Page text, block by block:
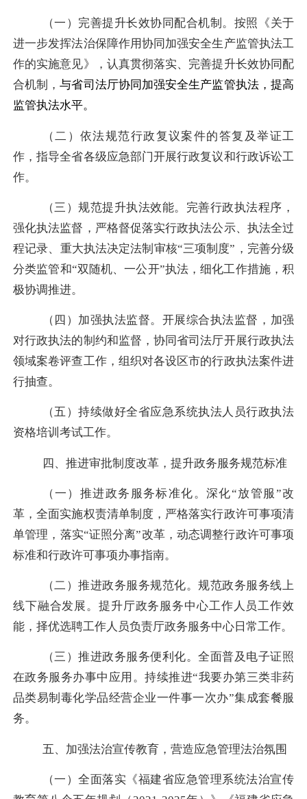
（一） 完善提升长效协同配合机制。 按照《关于
进一步发挥法治保障作用协同加强安全生产监管执法工
作的实施意见》，认真贯彻落实、完善提升长效协同配
合机制，与省司法厅协同加强安全生产监管执法，提高
监管执法水平。
（二）依法规范行政复议案件的答复及举证工
作，指导全省各级应急部门开展行政复议和行政诉讼工
作。
（三）规范提升执法效能。完善行政执法程序，
强化执法监督，严格督促落实行政执法公示、执法全过
程记录、重大执法决定法制审核“三项制度”，完善分级
分类监管和“双随机、一公开”执法，细化工作措施，积
极协调推进。
（四） 加强执法监督。 开展综合执法监督， 加强
对行政执法的制约和监督，协同省司法厅开展行政执法
领域案卷评查工作，组织对各设区市的行政执法案件进
行抽查。
（五）持续做好全省应急系统执法人员行政执法
资格培训考试工作。
四、推进审批制度改革，提升政务服务规范标准
（一）推进政务服务标准化。深化“放管服”改
革，全面实施权责清单制度，严格落实行政许可事项清
单管理，落实“证照分离”改革， 动态调整行政许可事项
标准和行政许可事项办事指南。
（二）推进政务服务规范化。规范政务服务线上
线下融合发展。提升厅政务服务中心工作人员工作效
能，择优选聘工作人员负责厅政务服务中心日常工作。
（三）推进政务服务便利化。全面普及电子证照
在政务服务办事中应用 。持续推进“我要办第三类非药
品类易制毒化学品经营企业一件事一次办”集成套餐服
务。
五、加强法治宣传教育，营造应急管理法治氛围
（一）全面落实 《福建省应急管理系统法治宣传